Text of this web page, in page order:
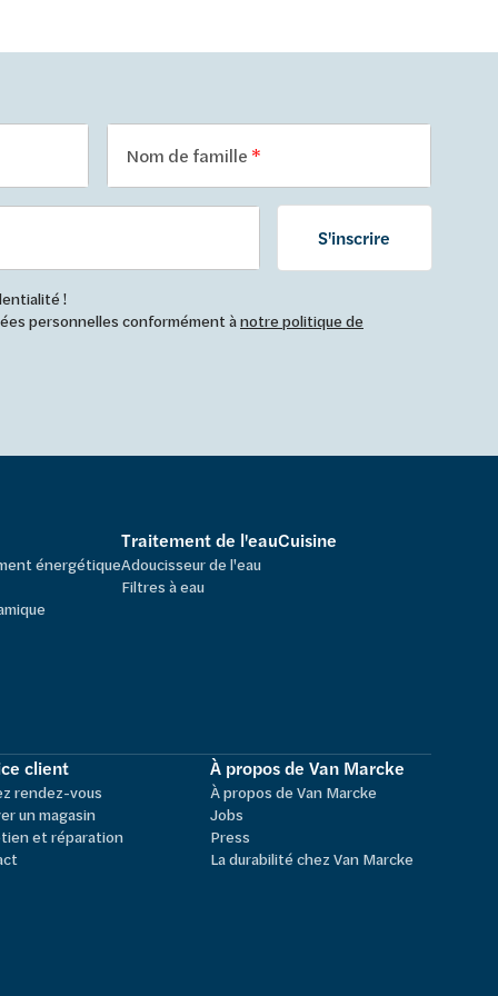
Nom de famille
S'inscrire
!
personnelles conformément ànotre politique de
énergétique
Traitement de l'eau
Adoucisseur de l'eau
Filtres à eau
Cuisine
client
rendez-vous
un magasin
et réparation
À propos de Van Marcke
À propos de Van Marcke
Jobs
Press
La durabilité chez Van Marcke